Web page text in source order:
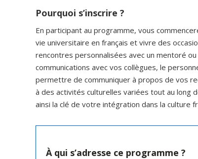
Pourquoi s’inscrire ?
En participant au programme, vous
vie universitaire en français et vivre des
rencontres personnalisées avec un mentoré
communications avec vos collègues, le
permettre de communiquer à propos de vos
à des activités culturelles variées tout au long
ainsi la clé de votre intégration dans la culture
À qui s’adresse ce programme ?